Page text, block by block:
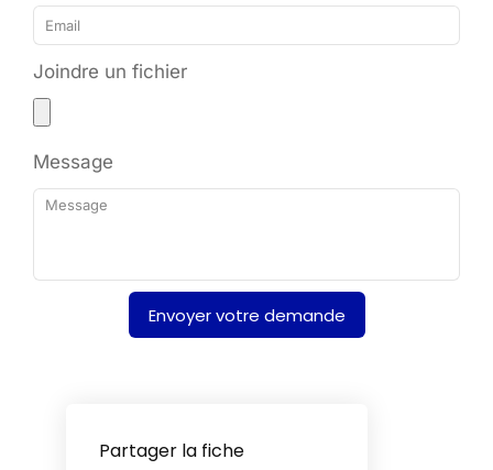
Joindre un fichier
Message
Envoyer votre demande
Partager la fiche